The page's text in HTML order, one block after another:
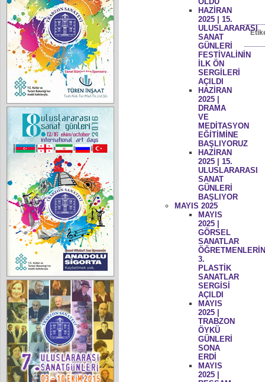
HAZİRAN
2025 | 15.
ULUSLARARASI
SANAT
GÜNLERİ
FESTİVALİNİN
İLK ÖN
SERGİLERİ
AÇILDI
HAZİRAN
2025 |
DRAMA
VE
MEDİTASYON
EĞİTİMİNE
BAŞLIYORUZ
HAZİRAN
2025 | 15.
ULUSLARARASI
SANAT
GÜNLERİ
BAŞLIYOR
MAYIS 2025
MAYIS
2025 |
GÖRSEL
SANATLAR
3.
PLASTİK
SANATLAR
SERGİSİ
AÇILDI
MAYIS
2025 |
TRABZON
ÖYKÜ
GÜNLERİ
SONA
ERDİ
MAYIS
2025 |